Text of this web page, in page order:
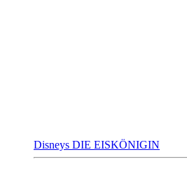
Disneys DIE EISKÖNIGIN